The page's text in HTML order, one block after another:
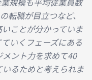
転職が目立つなど、
ことが分かっていま
いくフェーズにある
ント力を求めて40
るためと考えられま